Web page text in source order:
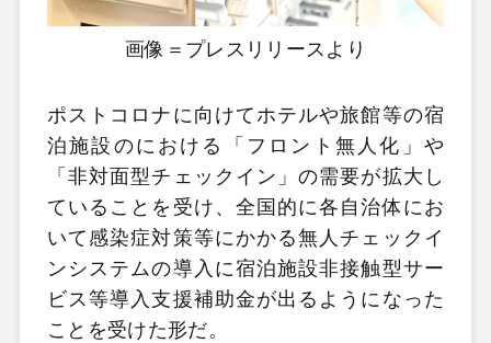
画像＝プレスリリースより
ポストコロナに向けてホテルや旅館等の宿
泊施設のにおける「フロント無人化」や
「非対面型チェックイン」の需要が拡大し
ていることを受け、全国的に各自治体にお
いて感染症対策等にかかる無人チェックイ
ンシステムの導入に宿泊施設非接触型サー
ビス等導入支援補助金が出るようになった
ことを受けた形だ。